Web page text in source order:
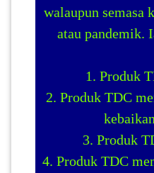
walaupun semasa
atau pandemik.
1. Produk
2. Produk TDC
3. Produk
4. Produk TDC